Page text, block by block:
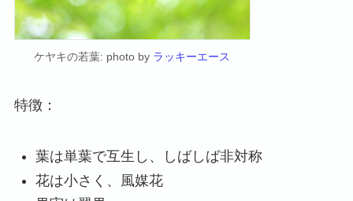
ケヤキの若葉: photo by ラッキーエース
特徴：
葉は単葉で互生し、しばしば非対称
花は小さく、風媒花